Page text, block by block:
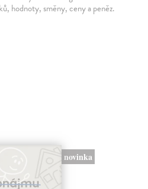
hodnoty, směny, ceny a peněz.
novinka